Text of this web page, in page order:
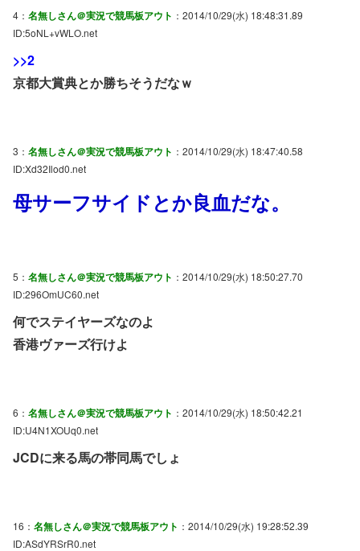
4： 名無しさん＠実況で競馬板アウト ：2014/10/29(水) 18:48:31.89
ID:5oNL+vWLO.net
>>2
京都大賞典とか勝ちそうだなｗ
3： 名無しさん＠実況で競馬板アウト ：2014/10/29(水) 18:47:40.58
ID:Xd32Ilod0.net
母サーフサイドとか良血だな。
5： 名無しさん＠実況で競馬板アウト ：2014/10/29(水) 18:50:27.70
ID:296OmUC60.net
何でステイヤーズなのよ
香港ヴァーズ行けよ
6： 名無しさん＠実況で競馬板アウト ：2014/10/29(水) 18:50:42.21
ID:U4N1XOUq0.net
JCDに来る馬の帯同馬でしょ
16： 名無しさん＠実況で競馬板アウト ：2014/10/29(水) 19:28:52.39
ID:ASdYRSrR0.net